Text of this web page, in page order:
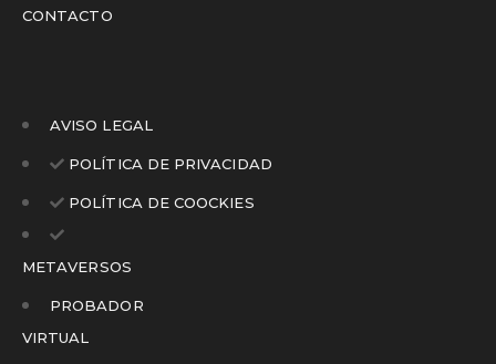
CONTACTO
AVISO LEGAL
POLÍTICA DE PRIVACIDAD
POLÍTICA DE COOCKIES
METAVERSOS
PROBADOR
VIRTUAL